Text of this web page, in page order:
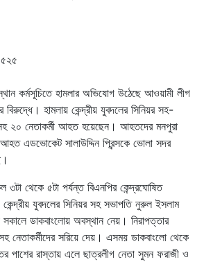
৫২৫
কর্মসূচিতে হামলার অভিযোগ উঠেছে আওয়ামী লীগ
বিরুদ্ধে। হামলায় কেন্দ্রীয় যুবদলের সিনিয়র সহ-
২০ নেতাকর্মী আহত হয়েছেন। আহতদের মনপুরা
এডভোকেট সালাউদ্দিন প্রিন্সকে ভোলা সদর
৩টা থেকে ৫টা পর্যন্ত বিএনপির কেন্দ্রঘোষিত
যুবদলের সিনিয়র সহ সভাপতি নুরুল ইসলাম
ডাকবাংলোয় অবস্থান নেয়। নিরাপত্তার
নেতাকর্মীদের সরিয়ে দেয়। এসময় ডাকবাংলো থেকে
পাশের রাস্তায় এলে ছাত্রলীগ নেতা সুমন ফরাজী ও